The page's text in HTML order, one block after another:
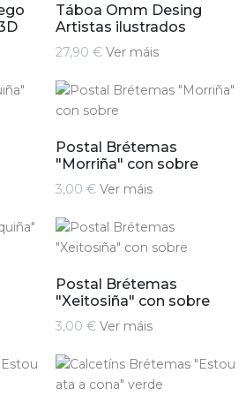
Táboa Omm Desing
Artistas ilustrados
27,90 € Ver máis
Postal Brétemas
"Morriña" con sobre
3,00 € Ver máis
Postal Brétemas
"Xeitosiña" con sobre
3,00 € Ver máis